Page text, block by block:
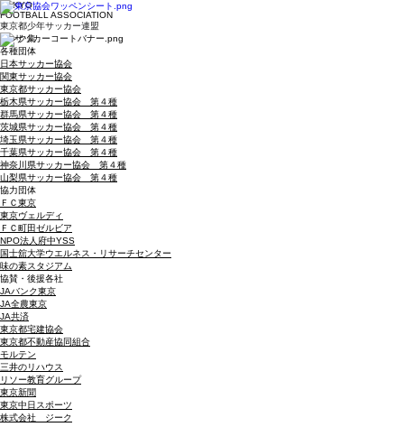
​TOKYO
​FOOTBALL ASSOCIATION
東京都少年サッカー連盟
​リンク集
​各種団体
日本サッカー協会
関東サッカー協会
東京都サッカー協会
栃木県サッカー協会 第４種
群馬県サッカー協会 第４種
茨城県サッカー協会 第４種
埼玉県サッカー協会 第４種
千葉県サッカー協会 第４種
神奈川県サッカー協会 第４種
山梨県サッカー協会 第４種
​協力団体
ＦＣ東京
東京ヴェルディ
ＦＣ町田ゼルビア
NPO法人府中YSS
国士舘大学ウエルネス・リサーチセンター
味の素スタジアム
協賛・後援各社
JAバンク東京
JA全農東京
JA共済
東京都宅建協会
東京都不動産協同組合
モルテン
三井のリハウス
リソー教育グループ
東京新聞
東京中日スポーツ
株式会社 ジーク